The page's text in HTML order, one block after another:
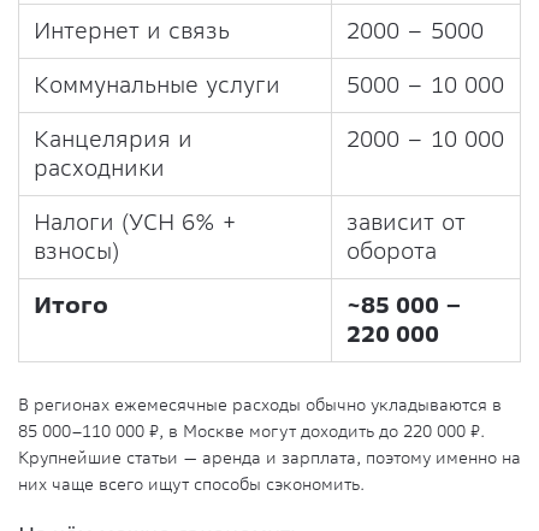
Интернет и связь
2000 – 5000
Коммунальные услуги
5000 – 10 000
Канцелярия и
расходники
2000 – 10 000
Налоги (УСН 6% +
взносы)
зависит от
оборота
Итого
~85 000 –
220 000
В регионах ежемесячные расходы обычно укладываются в
85 000–110 000 ₽, в Москве могут доходить до 220 000 ₽.
Крупнейшие статьи — аренда и зарплата, поэтому именно на
них чаще всего ищут способы сэкономить.